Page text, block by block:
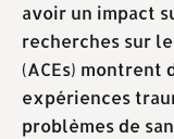
avoir un impact
recherches sur
(ACEs)
expériences
problèmes de